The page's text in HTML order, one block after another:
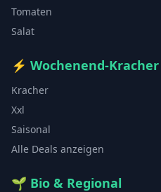
Tomaten
Salat
⚡ Wochenend-Kracher
Kracher
Xxl
Saisonal
Alle Deals anzeigen
🌱 Bio & Regional